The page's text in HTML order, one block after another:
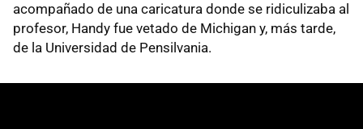
acompañado de una caricatura donde se ridiculizaba al
profesor, Handy fue vetado de Michigan y, más tarde,
de la Universidad de Pensilvania.